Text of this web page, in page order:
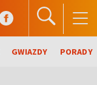
GWIAZDY PORADY